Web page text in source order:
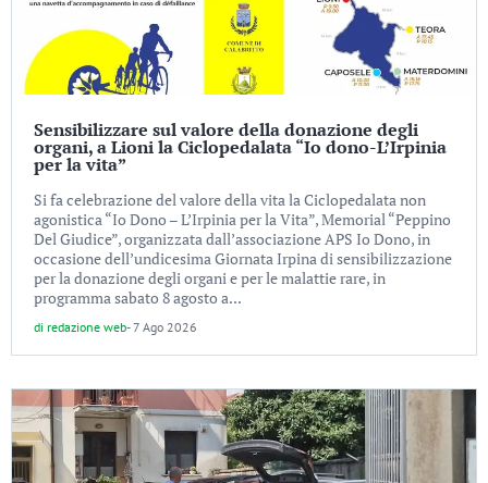
Sensibilizzare sul valore della donazione degli
organi, a Lioni la Ciclopedalata “Io dono-L’Irpinia
per la vita”
Si fa celebrazione del valore della vita la Ciclopedalata non
agonistica “Io Dono – L’Irpinia per la Vita”, Memorial “Peppino
Del Giudice”, organizzata dall’associazione APS Io Dono, in
occasione dell’undicesima Giornata Irpina di sensibilizzazione
per la donazione degli organi e per le malattie rare, in
programma sabato 8 agosto a...
di redazione web-7 Ago 2026